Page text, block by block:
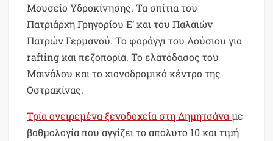
Μουσείο Υδροκίνησης. Τα σπίτια του
Πατριάρχη Γρηγορίου Ε’ και του Παλαιών
Πατρών Γερμανού. Το φαράγγι του Λούσιου για
rafting και πεζοπορία. Το ελατόδασος του
Μαινάλου και το χιονοδρομικό κέντρο της
Οστρακίνας.
Τρία ονειρεμένα ξενοδοχεία στη Δημητσάναμε
βαθμολογία που αγγίζει το απόλυτο 10 και τιμή